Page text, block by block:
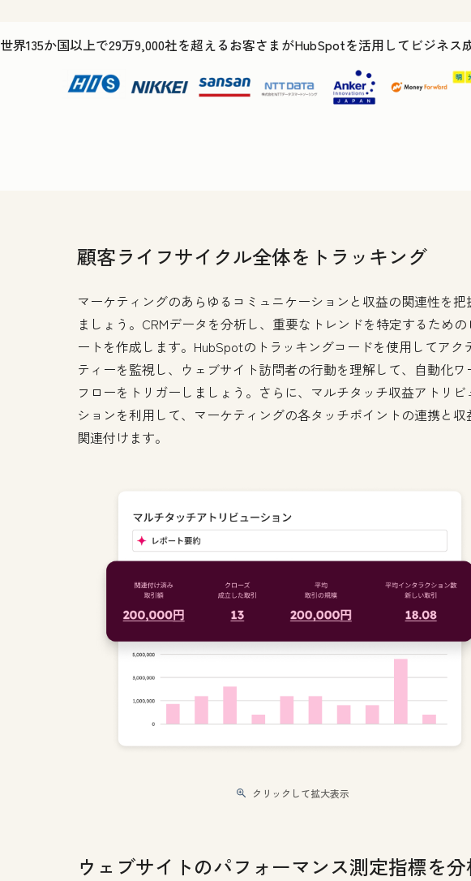
世界135か国以上で29万9,000社を超えるお客さまがHubSpotを活用してビジネス
顧客ライフサイクル全体をトラッキング
マーケティングのあらゆるコミュニケーションと収益の関連性を把
ましょう。CRMデータを分析し、重要なトレンドを特定するための
ートを作成します。HubSpotのトラッキングコードを使用してアク
ティーを監視し、ウェブサイト訪問者の行動を理解して、自動化ワ
フローをトリガーしましょう。さらに、マルチタッチ収益アトリビ
ションを利用して、マーケティングの各タッチポイントの連携と収
関連付けます。
クリックして拡大表示
ウェブサイトのパフォーマンス測定指標を分